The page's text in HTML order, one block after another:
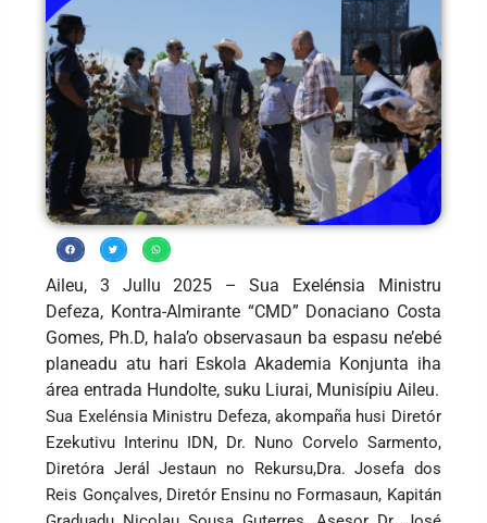
Aileu, 3 Jullu 2025 – Sua Exelénsia Ministru
Defeza, Kontra-Almirante “CMD” Donaciano Costa
Gomes, Ph.D, hala’o observasaun ba espasu ne’ebé
planeadu atu hari Eskola Akademia Konjunta iha
área entrada Hundolte, suku Liurai, Munisípiu Aileu.
Sua Exelénsia Ministru Defeza, akompaña husi Diretór
Ezekutivu Interinu IDN, Dr. Nuno Corvelo Sarmento,
Diretóra Jerál Jestaun no Rekursu,Dra. Josefa dos
Reis Gonçalves, Diretór Ensinu no Formasaun, Kapitán